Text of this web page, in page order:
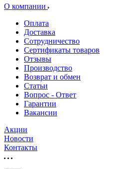
О компании
Оплата
Доставка
Сотрудничество
Сертификаты товаров
Отзывы
Производство
Возврат и обмен
Статьи
Вопрос - Ответ
Гарантии
Вакансии
Акции
Новости
Контакты